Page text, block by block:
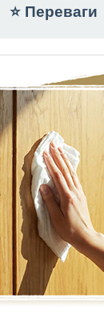
⭐ Переваги